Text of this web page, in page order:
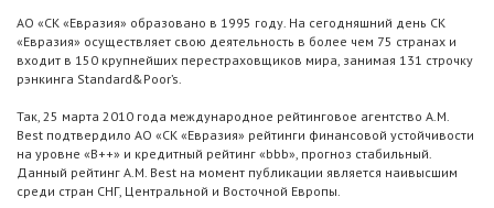
AО «СК «Евразия» образовано в 1995 году. На сегодняшний день СК
«Евразия» осуществляет свою деятельность в более чем 75 странах и
входит в 150 крупнейших перестраховщиков мира, занимая 131 строчку
рэнкинга Standard&Poor’s.
Так, 25 марта 2010 года международное рейтинговое агентство A.M.
Best подтвердило АО «СК «Евразия» рейтинги финансовой устойчивости
на уровне «B++» и кредитный рейтинг «bbb», прогноз стабильный.
Данный рейтинг A.M. Best на момент публикации является наивысшим
среди стран СНГ, Центральной и Восточной Европы.